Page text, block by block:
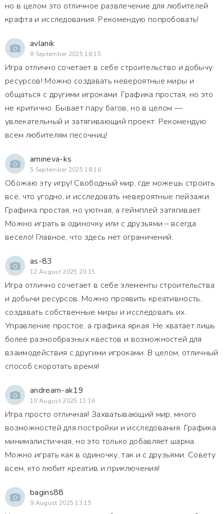
но в целом это отличное развлечение для любителей
крафта и исследования. Рекомендую попробовать!
avlanik
8 September 2025 18:15
Игра отлично сочетает в себе строительство и добычу
ресурсов! Можно создавать невероятные миры и
общаться с другими игроками. Графика простая, но это
не критично. Бывает пару багов, но в целом —
увлекательный и затягивающий проект. Рекомендую
всем любителям песочниц!
amineva-ks
5 September 2025 18:16
Обожаю эту игру! Свободный мир, где можешь строить
всё, что угодно, и исследовать невероятные пейзажи.
Графика простая, но уютная, а геймплей затягивает.
Можно играть в одиночку или с друзьями – всегда
весело! Главное, что здесь нет ограничений.
as-83
12 August 2025 20:15
Игра отлично сочетает в себе элементы строительства
и добычи ресурсов. Можно проявить креативность,
создавать собственные миры и исследовать их.
Управление простое, а графика яркая. Не хватает лишь
более разнообразных квестов и возможностей для
взаимодействия с другими игроками. В целом, отличный
способ скоротать время!
andream-ak19
10 August 2025 11:16
Игра просто отличная! Захватывающий мир, много
возможностей для постройки и исследования. Графика
минималистичная, но это только добавляет шарма.
Можно играть как в одиночку, так и с друзьями. Совету
всем, кто любит креатив и приключения!
bagins88
9 August 2025 13:15